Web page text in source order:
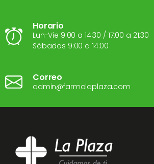
Horario
Lun-Vie 9:00 a 14:30 / 17:00 a 21:30
Sábados 9:00 a 14:00
Correo
admin@farmalaplaza.com